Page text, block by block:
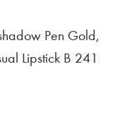
Pen Gold,
Lipstick B 241